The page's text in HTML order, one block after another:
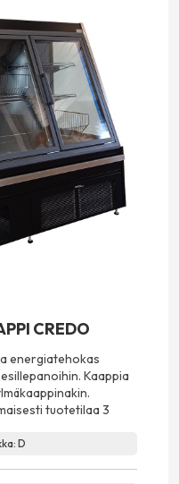
CREDO
energiatehokas
Kaappia
tuotetilaa 3
D